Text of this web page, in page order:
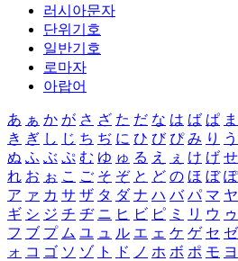
러시아문자
단위기호
일반기호
로마자
아랍어
あ ぁ か が さ ざ た だ な は ば ぱ ま
き ぎ し じ ち ぢ に ひ び ぴ み り う
ぬ ふ ぶ ぷ む ゆ ゅ る え ぇ け げ せ
れ お ぉ こ ご そ ぞ と ど の ほ ぼ ぽ
ア ァ カ サ ザ タ ダ ナ ハ バ パ マ ヤ
ギ シ ジ チ ヂ ニ ヒ ビ ピ ミ リ ウ ゥ
フ ブ プ ム ユ ュ ル エ ェ ケ ゲ セ ゼ
ォ コ ゴ ソ ゾ ト ド ノ ホ ボ ポ モ ヨ